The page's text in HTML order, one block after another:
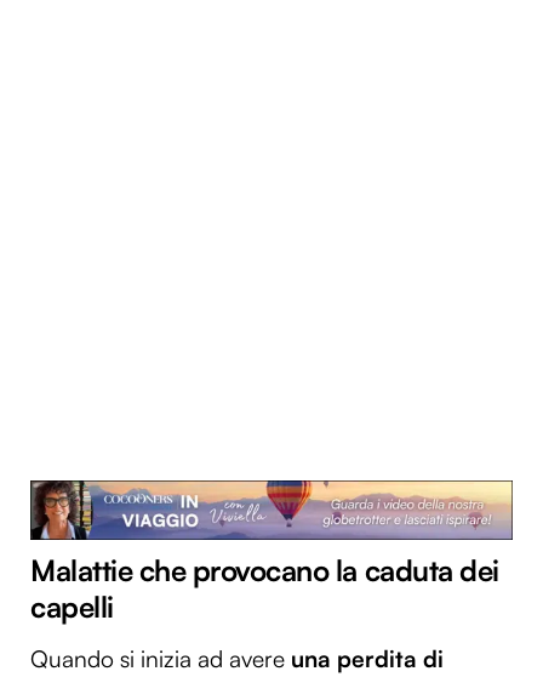
Malattie che provocano la caduta dei
capelli
Quando si inizia ad avere una perdita di